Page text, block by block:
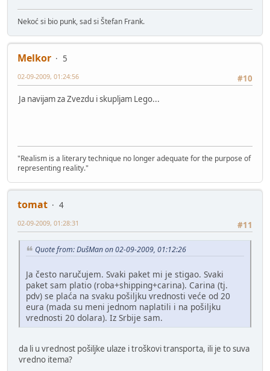
Nekoć si bio punk, sad si Štefan Frank.
Melkor
5
#10
02-09-2009, 01:24:56
Ja navijam za Zvezdu i skupljam Lego...
"Realism is a literary technique no longer adequate for the purpose of
representing reality."
tomat
4
#11
02-09-2009, 01:28:31
Quote from: DušMan on 02-09-2009, 01:12:26
Ja često naručujem. Svaki paket mi je stigao. Svaki
paket sam platio (roba+shipping+carina). Carina (tj.
pdv) se plaća na svaku pošiljku vrednosti veće od 20
eura (mada su meni jednom naplatili i na pošiljku
vrednosti 20 dolara). Iz Srbije sam.
da li u vrednost pošiljke ulaze i troškovi transporta, ili je to suva
vredno itema?